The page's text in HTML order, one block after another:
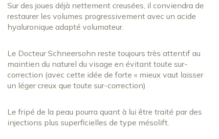
Sur des joues déjà nettement creusées, il conviendra de
restaurer les volumes progressivement avec un acide
hyaluronique adapté volumateur.
Le Docteur Schneersohn reste toujours très attentif au
maintien du naturel du visage en évitant toute sur-
correction (avec cette idée de forte « mieux vaut laisser
un léger creux que toute sur-correction)
Le fripé de la peau pourra quant à lui être traité par des
injections plus superficielles de type mésolift.